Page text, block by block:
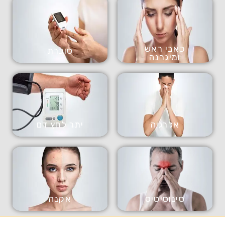
כאבי ראש
ומיגרנה
סוכרת
אלרגיה יתר לחץ דם
סינוסיטיס אקנה